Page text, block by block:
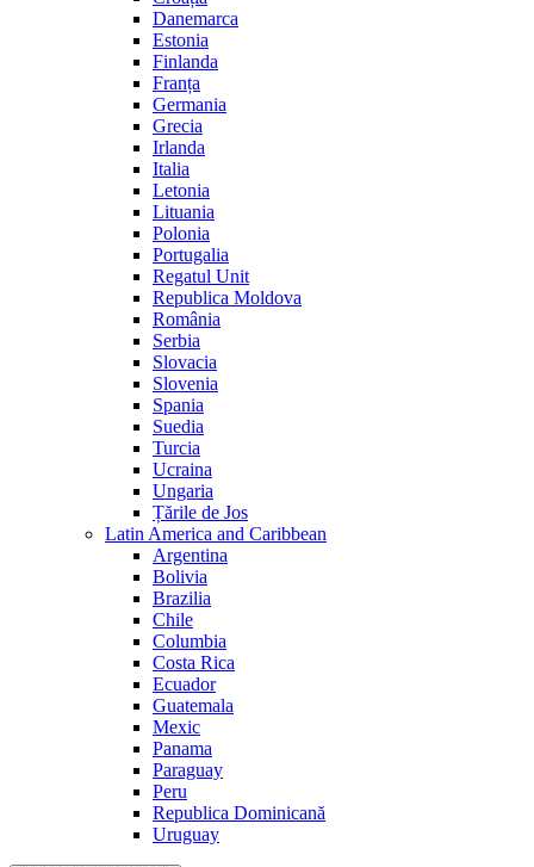
Danemarca
Estonia
Finlanda
Franța
Germania
Grecia
Irlanda
Italia
Letonia
Lituania
Polonia
Portugalia
Regatul Unit
Republica Moldova
România
Serbia
Slovacia
Slovenia
Spania
Suedia
Turcia
Ucraina
Ungaria
Țările de Jos
Latin America and Caribbean
Argentina
Bolivia
Brazilia
Chile
Columbia
Costa Rica
Ecuador
Guatemala
Mexic
Panama
Paraguay
Peru
Republica Dominicană
Uruguay